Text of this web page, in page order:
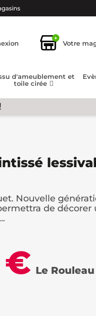
+
Votre
d'ameublement et
toile cirée
Nouvelle
de décorer
€ Le Rouleau